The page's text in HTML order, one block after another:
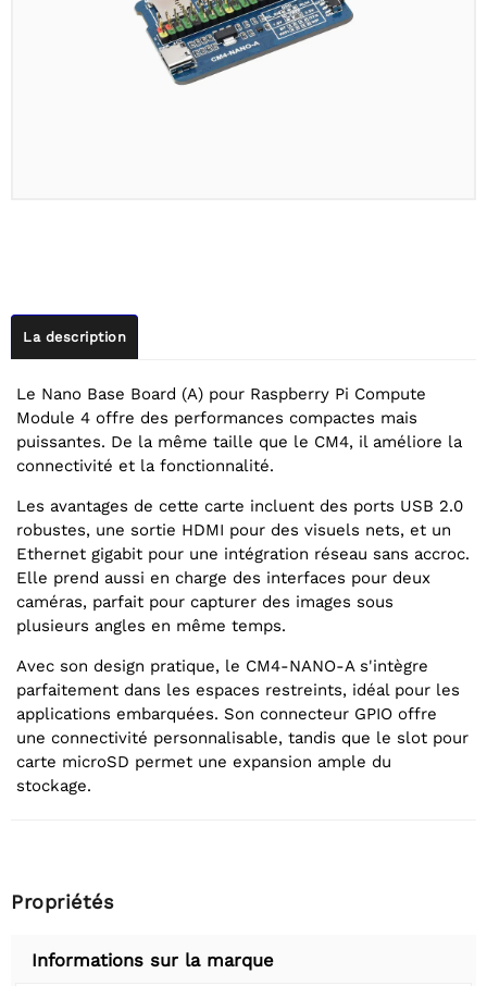
La description
Le Nano Base Board (A) pour Raspberry Pi Compute
Module 4 offre des performances compactes mais
puissantes. De la même taille que le CM4, il améliore la
connectivité et la fonctionnalité.
Les avantages de cette carte incluent des ports USB 2.0
robustes, une sortie HDMI pour des visuels nets, et un
Ethernet gigabit pour une intégration réseau sans accroc.
Elle prend aussi en charge des interfaces pour deux
caméras, parfait pour capturer des images sous
plusieurs angles en même temps.
Avec son design pratique, le CM4-NANO-A s'intègre
parfaitement dans les espaces restreints, idéal pour les
applications embarquées. Son connecteur GPIO offre
une connectivité personnalisable, tandis que le slot pour
carte microSD permet une expansion ample du
stockage.
Propriétés
Informations sur la marque